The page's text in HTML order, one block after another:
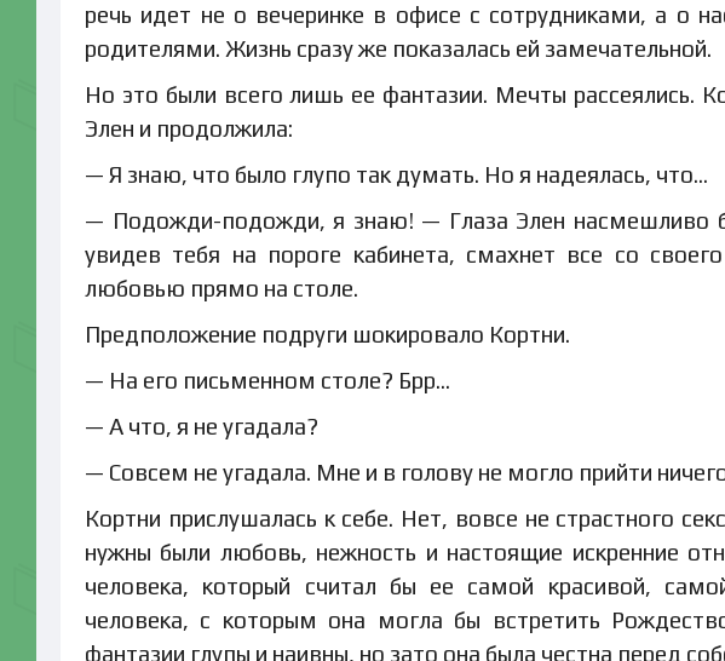
речь идет не о вечеринке в офисе с сотрудниками, а о
родителями. Жизнь сразу же показалась ей замечательной.
Но это были всего лишь ее фантазии. Мечты рассеялись.
Элен и продолжила:
— Я знаю, что было глупо так думать. Но я надеялась, что…
— Подожди-подожди, я знаю! — Глаза Элен насмешливо
увидев тебя на пороге кабинета, смахнет все со
любовью прямо на столе.
Предположение подруги шокировало Кортни.
— На его письменном столе? Брр…
— А что, я не угадала?
— Совсем не угадала. Мне и в голову не могло прийти
Кортни прислушалась к себе. Нет, вовсе не страстного
нужны были любовь, нежность и настоящие искренние
человека, который считал бы ее самой красивой,
человека, с которым она могла бы встретить
фантазии глупы и наивны, но зато она была честна перед